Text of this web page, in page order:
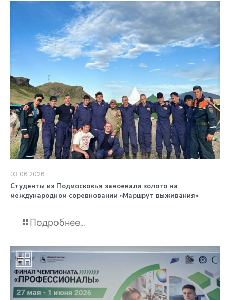
03.06.2026
️Студенты из Подмосковья завоевали золото на
международном соревновании «Маршрут выживания»
Подробнее...